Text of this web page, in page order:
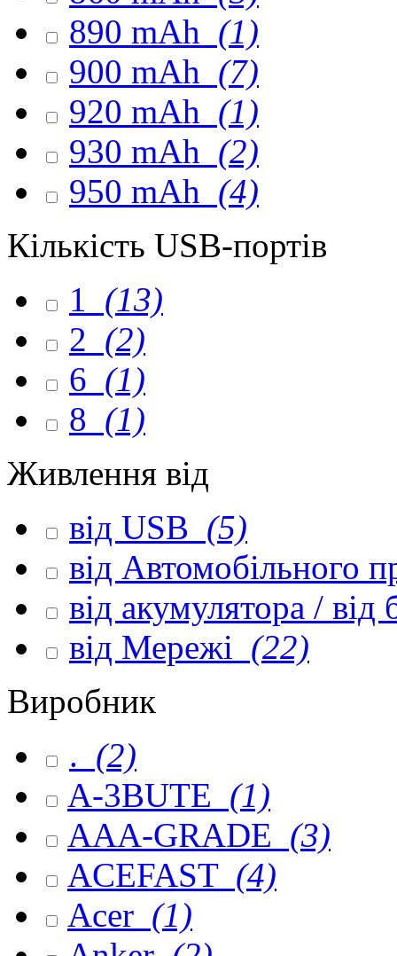
890 mAh (1)
900 mAh (7)
920 mAh (1)
930 mAh (2)
950 mAh (4)
Кількість USB-портів
1 (13)
2 (2)
6 (1)
8 (1)
Живлення від
від USB (5)
від Автомобільного
від акумулятора / від
від Мережі (22)
Виробник
. (2)
A-3BUTE (1)
AAA-GRADE (3)
ACEFAST (4)
Acer (1)